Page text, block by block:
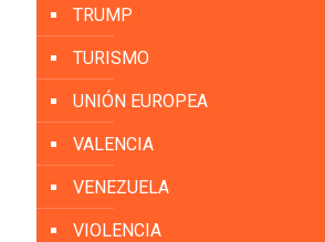
TRUMP
TURISMO
UNIÓN EUROPEA
VALENCIA
VENEZUELA
VIOLENCIA